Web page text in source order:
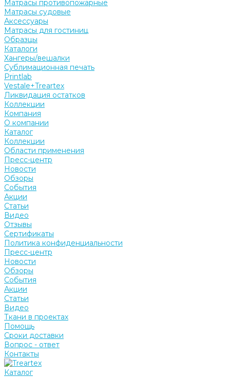
Матрасы противопожарные
Матрасы судовые
Аксессуары
Матрасы для гостиниц
Образцы
Каталоги
Хангеры/вешалки
Сублимационная печать
Printlab
Vestale+Treartex
Ликвидация остатков
Коллекции
Компания
О компании
Каталог
Коллекции
Области применения
Пресс-центр
Новости
Обзоры
События
Акции
Статьи
Видео
Отзывы
Сертификаты
Политика конфиденциальности
Пресс-центр
Новости
Обзоры
События
Акции
Статьи
Видео
Ткани в проектах
Помощь
Сроки доставки
Вопрос - ответ
Контакты
Каталог